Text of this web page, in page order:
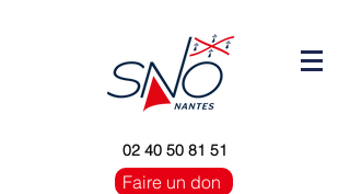
02 40 50 81 51
Faire un don